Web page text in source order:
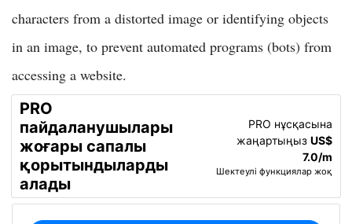
characters from a distorted image or identifying objects
in an image, to prevent automated programs (bots) from
accessing a website.
PRO
пайдаланушылары
жоғары сапалы
қорытындыларды
алады
PRO нұсқасына
жаңартыңыз US$
7.0/m
Шектеулі функциялар жоқ